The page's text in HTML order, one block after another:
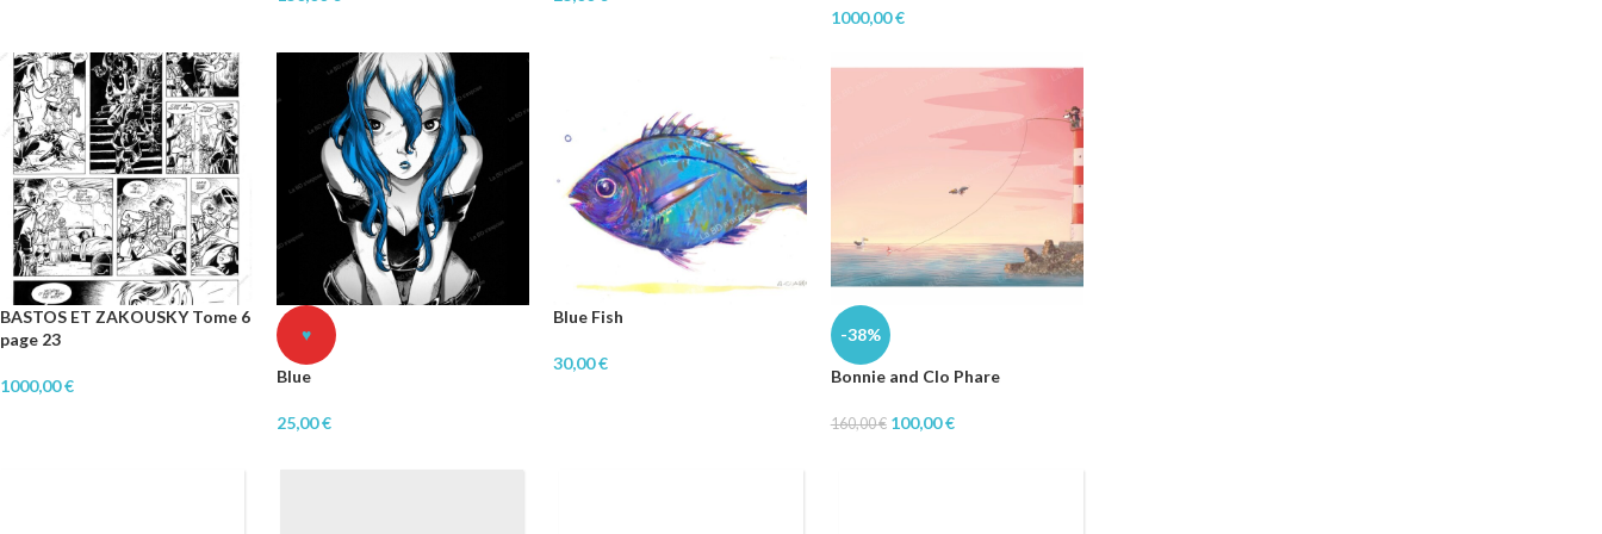
1000,00€
BASTOS ET ZAKOUSKY Tome 6
page 23
1000,00€
♥
Blue
25,00€
Blue Fish
30,00€
-38%
Bonnie and Clo Phare
160,00€ 100,00€